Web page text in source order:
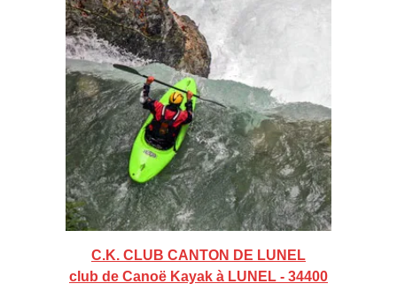
C.K. CLUB CANTON DE LUNEL
club de Canoë Kayak à LUNEL - 34400